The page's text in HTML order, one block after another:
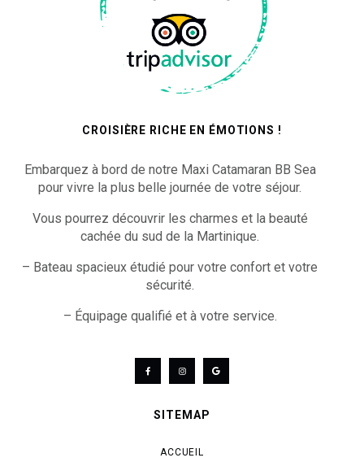
CROISIÈRE RICHE EN ÉMOTIONS !
Embarquez à bord de notre Maxi Catamaran BB Sea
pour vivre la plus belle journée de votre séjour.
Vous pourrez découvrir les charmes et la beauté
cachée du sud de la Martinique.
– Bateau spacieux étudié pour votre confort et votre
sécurité.
– Équipage qualifié et à votre service.
SITEMAP
ACCUEIL